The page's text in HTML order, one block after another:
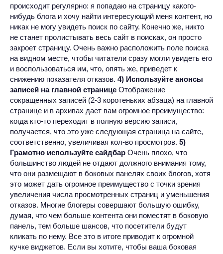
происходит регулярно: я попадаю на страницу какого-
нибудь блога и хочу найти интересующий меня контент, но
никак не могу увидеть поиск по сайту. Конечно же, никто
не станет пролистывать весь сайт в поисках, он просто
закроет страницу. Очень важно расположить поле поиска
на видном месте, чтобы читатели сразу могли увидеть его
и воспользоваться им, что, опять же, приведет к
снижению показателя отказов. 4) Используйте анонсы
записей на главной странице Отображение
сокращенных записей (2-3 коротеньких абзаца) на главной
странице и в архивах дает вам огромное преимущество:
когда кто-то переходит в полную версию записи,
получается, что это уже следующая страница на сайте,
соответственно, увеличивая кол-во просмотров. 5)
Грамотно используйте сайдбар Очень плохо, что
большинство людей не отдают должного внимания тому,
что они размещают в боковых панелях своих блогов, хотя
это может дать огромное преимущество с точки зрения
увеличения числа просмотренных страниц и уменьшения
отказов. Многие блогеры совершают большую ошибку,
думая, что чем больше контента они поместят в боковую
панель, тем больше шансов, что посетители будут
кликать по нему. Все это в итоге приводит к огромной
кучке виджетов. Если вы хотите, чтобы ваша боковая